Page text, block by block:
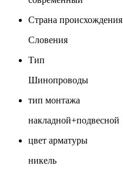
Страна происхождения
Словения
Тип
Шинопроводы
тип монтажа
накладной+подвесной
цвет арматуры
никель